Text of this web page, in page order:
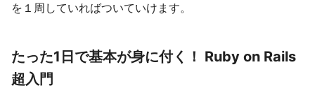
を１周していればついていけます。
たった1日で基本が身に付く！ Ruby on Rails
超入門